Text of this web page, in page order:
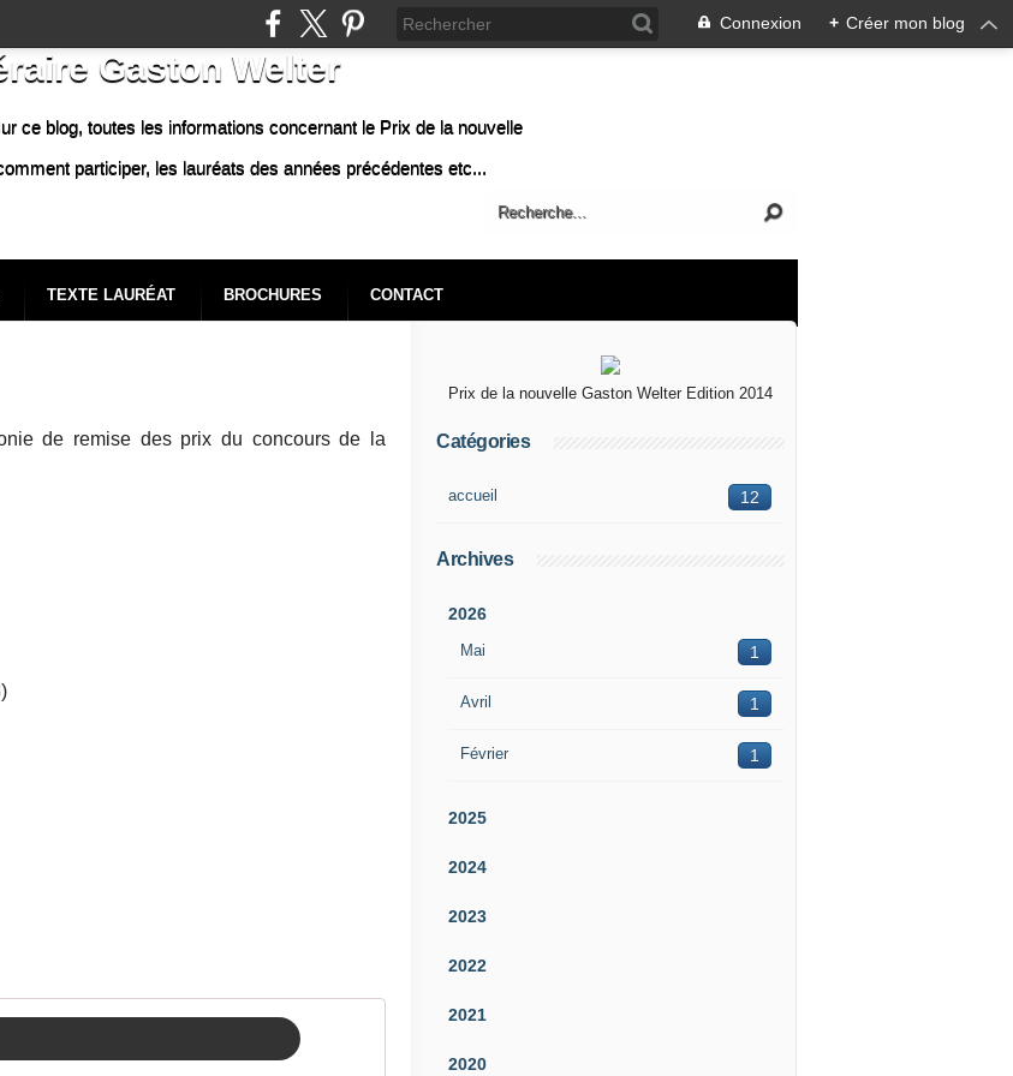
Connexion + Créer mon blog
Gaston Welter
ce blog, toutes les informations concernant le Prix de la nouvelle
participer, les lauréats des années précédentes etc...
TEXTE LAURÉAT BROCHURES CONTACT
de remise des prix du concours de la
Prix de la nouvelle Gaston Welter Edition 2014
Catégories
12
accueil
Archives
2026
Mai 1
Avril 1
Février 1
2025
2024
2023
2022
2021
2020